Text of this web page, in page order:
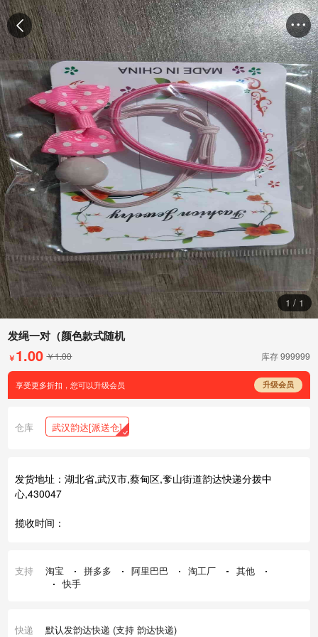
 
1 / 1
发绳一对（颜色款式随机
￥ 1.00 ￥1.00 库存999999
享受更多折扣，您可以升级会员 升级会员
仓库 武汉韵达[派送仓]
发货地址：湖北省,武汉市,蔡甸区,奓山街道韵达快递分拨中
心,430047
揽收时间：
支持 淘宝 拼多多 阿里巴巴 淘工厂
其他
快手
快递 默认发韵达快递 (支持 韵达快递)